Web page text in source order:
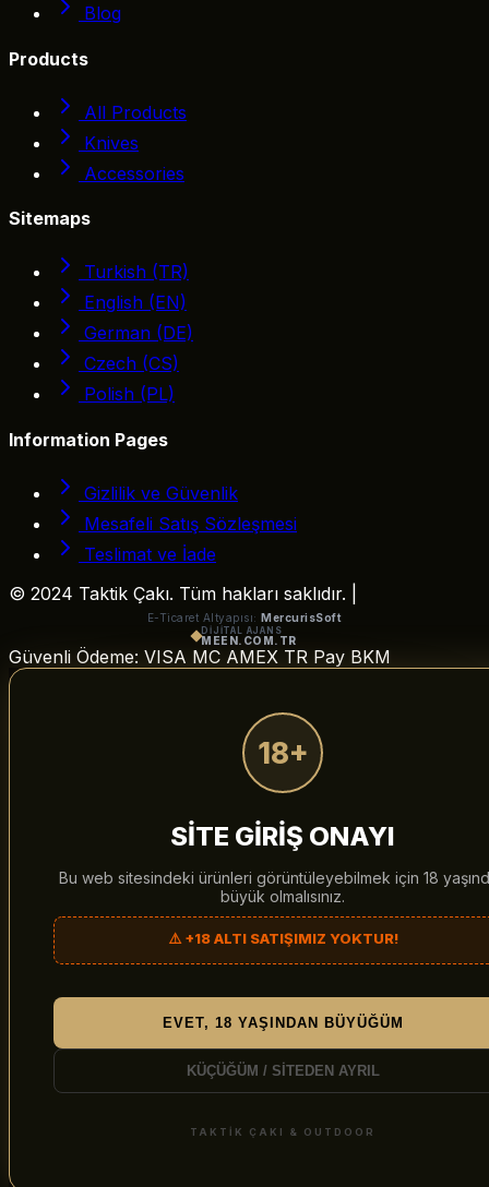
Blog
Products
All Products
Knives
Accessories
Sitemaps
Turkish (TR)
English (EN)
German (DE)
Czech (CS)
Polish (PL)
Information Pages
Gizlilik ve Güvenlik
Mesafeli Satış Sözleşmesi
Teslimat ve İade
© 2024 Taktik Çakı. Tüm hakları saklıdır.
E-Ticaret Altyapısı:MercurisSoft
DİJİTAL AJANS
MEEN.COM.TR
Güvenli Ödeme: VISA MC AMEX TR Pay BKM
Şansını Dene,
İndirimini Kazan!
E-posta adresini gir ve çarkı çevir. 4 farklı sürpriz
18+
SİTE GİRİŞ ONAYI
Bu web sitesindeki ürünleri görüntüleyebilmek için 18
büyük olmalısınız.
⚠️ +18 ALTI SATIŞIMIZ YOKTUR!
EVET, 18 YAŞINDAN BÜYÜĞÜM
KÜÇÜĞÜM / SİTEDEN AYRIL
TAKTİK ÇAKI & OUTDOOR